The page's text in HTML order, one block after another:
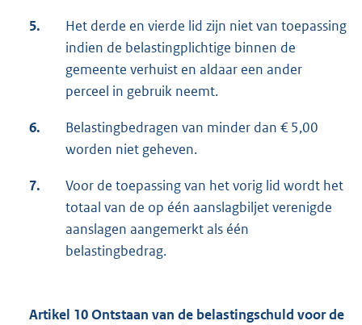
5.
Het derde en vierde lid zijn niet van toepassing
indien de belastingplichtige binnen de
gemeente verhuist en aldaar een ander
perceel in gebruik neemt.
6.
Belastingbedragen van minder dan € 5,00
worden niet geheven.
7.
Voor de toepassing van het vorig lid wordt het
totaal van de op één aanslagbiljet verenigde
aanslagen aangemerkt als één
belastingbedrag.
Artikel 10 Ontstaan van de belastingschuld voor de